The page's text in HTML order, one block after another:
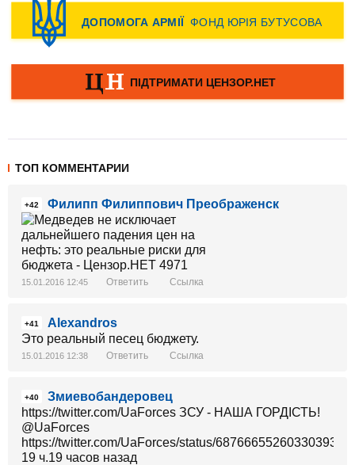
ТОП КОММЕНТАРИИ
+42 Филипп Филиппович Преображенск
15.01.2016 12:45 Ответить Ссылка
+41
Alexandros
Это реальный песец бюджету.
15.01.2016 12:38 Ответить Ссылка
+40
Змиевобандеровец
https://twitter.com/UaForces ЗСУ - НАША ГОРДІСТЬ!
https://twitter.com/UaForces/status/687666552603303936
19 ч.19 часов назад